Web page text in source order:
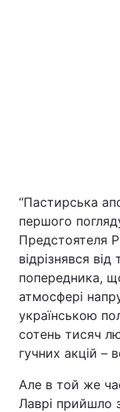
“Пастирська
першого
Предстоятеля
відрізнявся
попередника,
атмосфері
українською
сотень тисяч
гучних акцій –
Але в той же
Лаврі прийшло